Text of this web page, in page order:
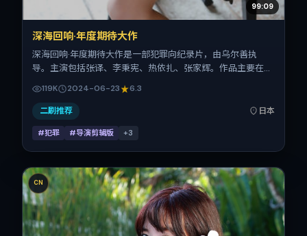
99:09
深海回响·年度期待大作
深海回响·年度期待大作是一部犯罪向纪录片，由乌尔善执
导。主演包括张译、李秉宪、热依扎、张家辉。作品主要在日
06-23，正片时长170分钟。
119K 2024-06-23 6.3
二刷推荐 日本
#犯罪 #导演剪辑版 +3
CN